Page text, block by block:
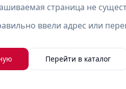
страница не
ввели адрес или
Перейти в каталог